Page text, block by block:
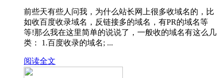
前些天有些人问我，为什么站长网上很多收域名的，比
如收百度收录域名，反链接多的域名，有PR的域名等
等!那么我在这里简单的说说了，一般收的域名有这么几
类： 1.百度收录的域名; ...
阅读全文